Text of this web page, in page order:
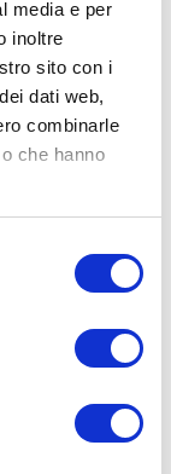
media e per
inoltre
sito con i
dati web,
combinarle
che hanno
ai 2